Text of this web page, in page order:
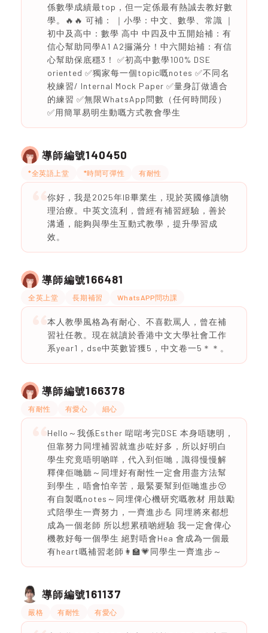
係數學成績最top，但一定係最有熱誠去教好數
學。🔥🔥 可補： ｜小學：中文、數學、常識 ｜
初中及高中：數學 高中 中四及中五開始補：有
信心幫助同學A1 A2攞滿分！中六開始補：有信
心幫助保底穩3！ ✅初高中數學100% DSE
oriented ✅獨家每一個topic嘅notes ✅不同名
校練習/ Internal Mock Paper ✅量身訂做適合
的練習 ✅無限WhatsApp問數（任何時間段）
✅用簡單易明生動嘅方式教會學生
導師編號140450
*全英語上堂 *時間可彈性 有耐性
你好，我是2025年IB畢業生，現於英國修讀物
理治療。中英文流利，曾經有補習經驗，善於
溝通，能夠與學生互動式教學，提升學習成
效。
導師編號166481
全英上堂 長期補習 WhatsAPP問功課
本人教學風格為有耐心、不喜歡罵人，曾在補
習社任教。現在就讀於香港中文大學社會工作
系year1，dse中英數皆獲5，中文卷一5＊＊。
導師編號166378
有耐性 有愛心 細心
Hello～我係Esther 啱啱考完DSE 本身唔聰明，
但靠努力同埋補習就進步咗好多，所以好明白
學生究竟唔明啲咩，代入到佢哋，識得慢慢解
釋俾佢哋聽～同埋好有耐性一定會用盡方法幫
到學生，唔會怕辛苦，最緊要幫到佢哋進步😚
有自製嘅notes～同埋俾心機研究嘅教材 用鼓勵
式陪學生一齊努力，一齊進步💪 同埋將來都想
成為一個老師 所以想累積啲經驗 我一定會俾心
機教好每一個學生 絕對唔會Hea 會成為一個最
有heart嘅補習老師👩‍🏫💗同學生一齊進步～
導師編號161137
嚴格 有耐性 有愛心